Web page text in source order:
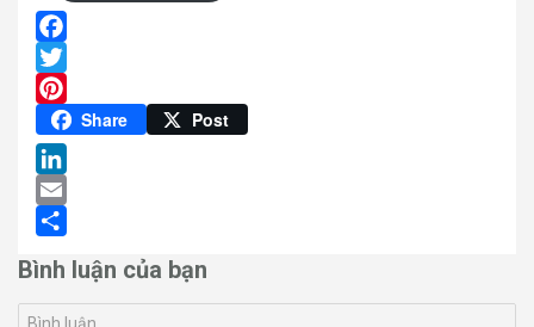
Facebook
Twitter
Pinterest
Share Post
LinkedIn
Email
Bình luận của bạn